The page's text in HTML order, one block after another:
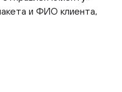
и ФИО клиента,